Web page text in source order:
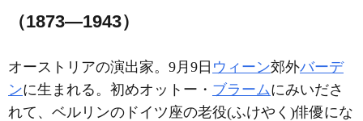
（1873―1943）
オーストリアの演出家。9月9日 ウィーン郊外バーデ
ンに生まれる。初めオットー・ ブラームにみいださ
れて、ベルリンのドイツ座の老役(ふけやく)俳優にな